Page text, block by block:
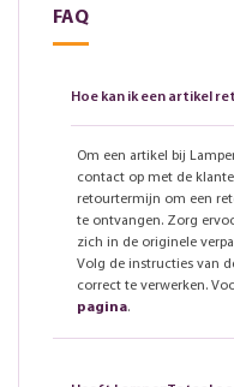
FAQ
Hoe kan ik een artikel
Om een artikel bij
contact op met de
retourtermijn om een
te ontvangen. Zorg
zich in de originele
Volg de instructies van
correct te verwerken.
pagina.